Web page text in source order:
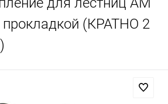
(КРАТНО 2